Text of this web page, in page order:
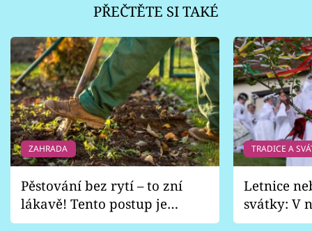
PŘEČTĚTE SI TAKÉ
ZAHRADA
Pěstování bez rytí – to zní
lákavě! Tento postup je
vhodný jen pro některé
TRADICE A
Letnice
svátky: V
pondělí